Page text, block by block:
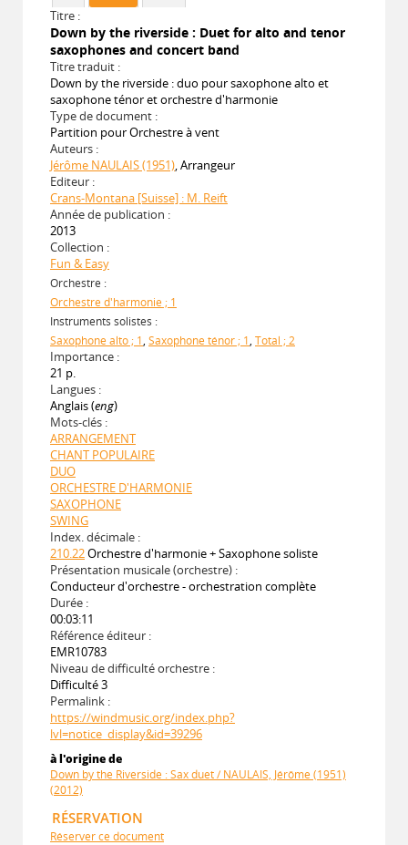
Titre :
Down by the riverside : Duet for alto and tenor
saxophones and concert band
Titre traduit :
Down by the riverside : duo pour saxophone alto et
saxophone ténor et orchestre d'harmonie
Type de document :
Partition pour Orchestre à vent
Auteurs :
Jérôme NAULAIS (1951), Arrangeur
Editeur :
Crans-Montana [Suisse] : M. Reift
Année de publication :
2013
Collection :
Fun & Easy
Orchestre :
Orchestre d'harmonie ; 1
Instruments solistes :
Saxophone alto ; 1, Saxophone ténor ; 1, Total ; 2
Importance :
21 p.
Langues :
Anglais (eng)
Mots-clés :
ARRANGEMENT
CHANT POPULAIRE
DUO
ORCHESTRE D'HARMONIE
SAXOPHONE
SWING
Index. décimale :
210.22Orchestre d'harmonie + Saxophone soliste
Présentation musicale (orchestre) :
Conducteur d'orchestre - orchestration complète
Durée :
00:03:11
Référence éditeur :
EMR10783
Niveau de difficulté orchestre :
Difficulté 3
Permalink :
https://windmusic.org/index.php?
lvl=notice_display&id=39296
à l'origine de
Down by the Riverside : Sax duet / NAULAIS, Jérôme (1951)
(2012)
RÉSERVATION
Réserver ce document